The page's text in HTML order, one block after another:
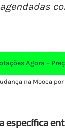
Agora –
na Mooca
específica